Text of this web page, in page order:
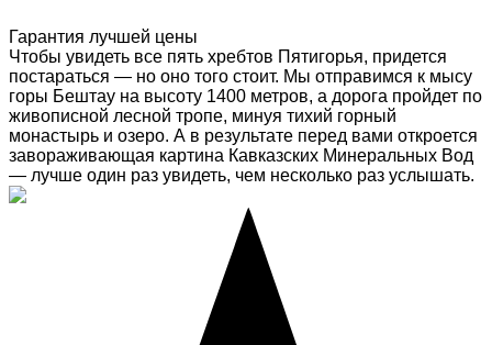
Гарантия лучшей цены
Чтобы увидеть все пять хребтов Пятигорья, придется
постараться — но оно того стоит. Мы отправимся к мысу
горы Бештау на высоту 1400 метров, а дорога пройдет по
живописной лесной тропе, минуя тихий горный
монастырь и озеро. А в результате перед вами откроется
завораживающая картина Кавказских Минеральных Вод
— лучше один раз увидеть, чем несколько раз услышать.